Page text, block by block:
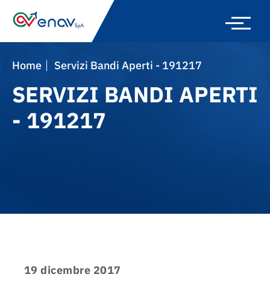
Home Servizi Bandi Aperti - 191217
SERVIZI BANDI APERTI
- 191217
19 dicembre 2017